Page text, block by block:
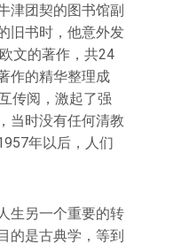
津团契的图书馆副
旧书时，他意外发
文的著作，共24
作的精华整理成
传阅，激起了强
当时没有任何清教
年以后，人们
生另一个重要的转
的是古典学，等到